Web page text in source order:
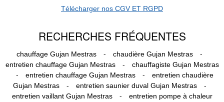
Télécharger nos CGV ET RGPD
RECHERCHES FRÉQUENTES
chauffage Gujan Mestras - chaudière Gujan Mestras -
entretien chauffage Gujan Mestras - chauffagiste Gujan Mestras
- entretien chauffage Gujan Mestras -
entretien chaudière
Gujan Mestras
- entretien saunier duval Gujan Mestras -
entretien vaillant Gujan Mestras -
entretien pompe à chaleur